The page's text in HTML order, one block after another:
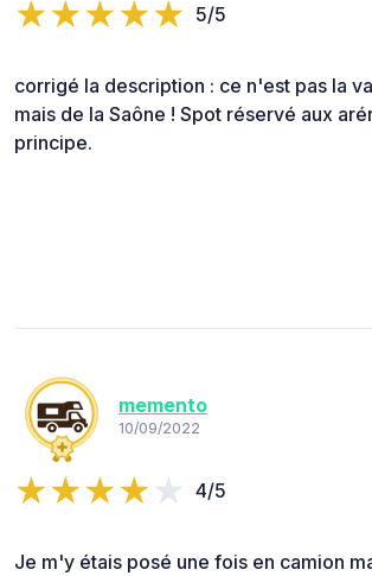
5/5
corrigé la description : ce n'est pas la
mais de la Saône ! Spot réservé aux
principe.
memento
10/09/2022
4/5
Je m'y étais posé une fois en camion